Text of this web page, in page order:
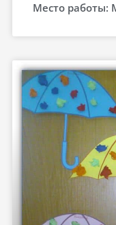
Место работы: